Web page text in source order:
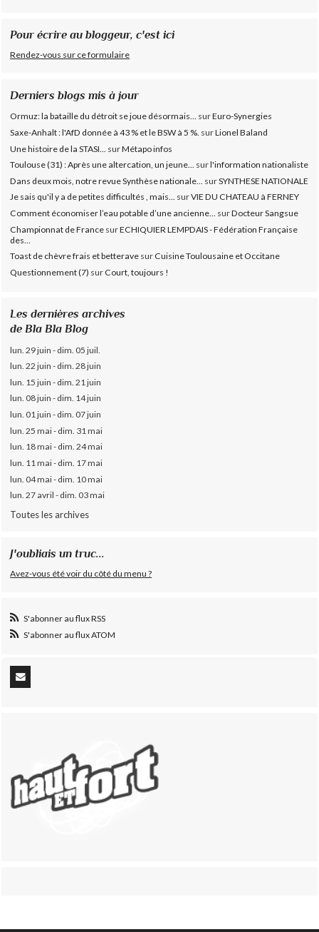
Pour écrire au bloggeur, c'est ici
Rendez-vous sur ce formulaire
Derniers blogs mis à jour
Ormuz: la bataille du détroit se joue désormais... surEuro-Synergies
Saxe-Anhalt : l'AfD donnée à 43 % et le BSW à 5 %. surLionel Baland
Une histoire de la STASI...
surMétapo infos
Toulouse (31) : Après une altercation, un jeune... surl'information nationaliste
Dans deux mois, notre revue Synthèse nationale...
surSYNTHESE NATIONALE
Je sais qu'il y a de petites difficultés , mais... surVIE DU CHATEAU à FERNEY
Comment économiser l’eau potable d’une ancienne... surDocteur Sangsue
Championnat de France surECHIQUIER LEMPDAIS - Fédération Française
des...
Toast de chèvre frais et betterave surCuisine Toulousaine et Occitane
Questionnement (7) surCourt, toujours !
Les dernières archives
de Bla Bla Blog
lun. 29 juin - dim. 05 juil.
lun. 22 juin - dim. 28 juin
lun. 15 juin - dim. 21 juin
lun. 08 juin - dim. 14 juin
lun. 01 juin - dim. 07 juin
lun. 25 mai - dim. 31 mai
lun. 18 mai - dim. 24 mai
lun. 11 mai - dim. 17 mai
lun. 04 mai - dim. 10 mai
lun. 27 avril - dim. 03 mai
Toutes les archives
J'oubliais un truc...
Avez-vous été voir du côté du menu ?
S'abonner au flux RSS
S'abonner au flux ATOM